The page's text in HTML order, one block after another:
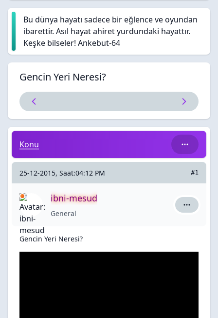
Bu dünya hayatı sadece bir eğlence ve oyundan
ibarettir. Asıl hayat ahiret yurdundaki hayattır.
Keşke bilseler! Ankebut-64
Gencin Yeri Neresi?
Gencin Yeri Neresi?
Konu
25-12-2015, Saat:04:12 PM #1
ibni-mesud
General ibni-
Gencin Yeri Neresi?